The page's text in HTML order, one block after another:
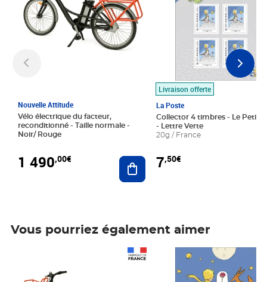
Nouvelle Attitude
Vélo électrique du facteur,
reconditionné - Taille normale -
Noir/ Rouge
1 490,00€ Ajouter au panier
Livraison offerte
La Poste
Collector 4 timbres - Le Petit
- Lettre Verte
20g / France
7,50€
Vous pourriez également aimer
Prix 7,50€